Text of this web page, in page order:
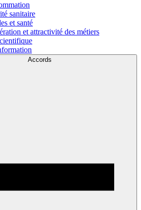
sanitaire
et santé
et attractivité des métiers
Accords